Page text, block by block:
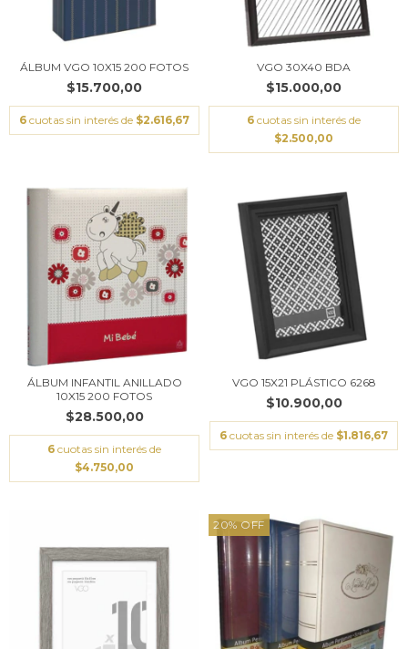
ÁLBUM VGO 10X15 200 FOTOS
$15.700,00
6 cuotas sin interés de $2.616,67
VGO 30X40 BDA
$15.000,00
6 cuotas sin interés de
$2.500,00
ÁLBUM INFANTIL ANILLADO
10X15 200 FOTOS
$28.500,00
6 cuotas sin interés de
$4.750,00
VGO 15X21 PLÁSTICO 6268
$10.900,00
6 cuotas sin interés de $1.816,67
20% OFF